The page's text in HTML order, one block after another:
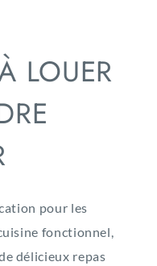
LOUER
pour les
fonctionnel,
délicieux repas